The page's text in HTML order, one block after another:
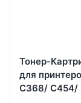
Тонер-
для
C368/ C454/